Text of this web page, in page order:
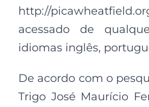
http://
acessado de
idiomas inglês,
De acordo com o
Trigo José Maurício